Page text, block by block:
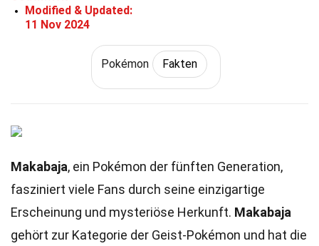
Modified & Updated:
11 Nov 2024
Pokémon Fakten
Makabaja, ein Pokémon der fünften Generation,
fasziniert viele Fans durch seine einzigartige
Erscheinung und mysteriöse Herkunft. Makabaja
gehört zur Kategorie der Geist-Pokémon und hat die